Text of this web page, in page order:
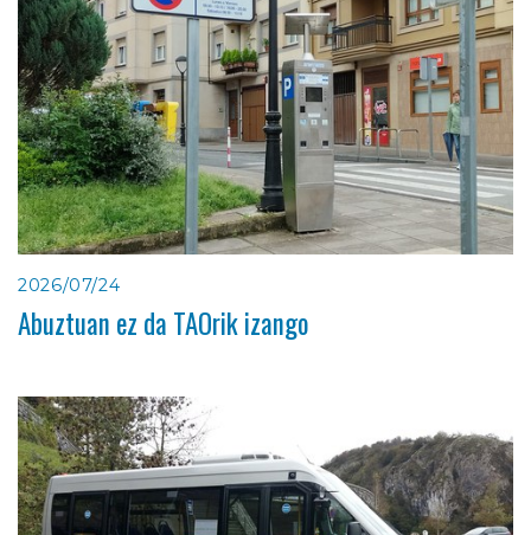
2026/07/24
Abuztuan ez da TAOrik izango